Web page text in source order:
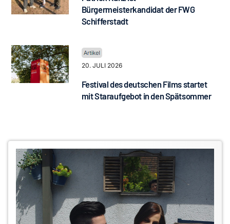
Bürgermeisterkandidat der FWG
Schifferstadt
20. JULI 2026
Festival des deutschen Films startet
mit Staraufgebot in den Spätsommer